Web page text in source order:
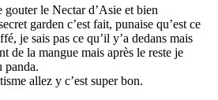
gouter le Nectar d’Asie et bien
garden c’est fait, punaise qu’est ce
je sais pas ce qu’il y’a dedans mais
de la mangue mais après le reste je
panda.
allez y c’est super bon.